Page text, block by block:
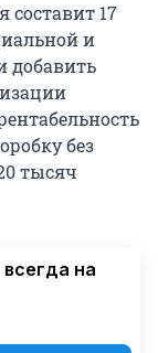
составит 17
и
добавить
без
тысяч
на